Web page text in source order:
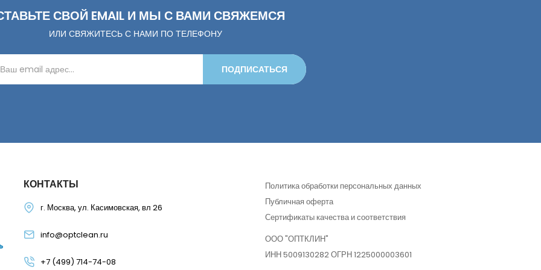
СВОЙ EMAIL И МЫ С ВАМИ СВЯЖЕМСЯ
ИЛИ СВЯЖИТЕСЬ С НАМИ ПО ТЕЛЕФОНУ
ПОДПИСАТЬСЯ
КОНТАКТЫ
г. Москва, ул. Касимовская, вл 26
info@optclean.ru
+7 (499) 714-74-08
Политика обработки персональных данных
Публичная оферта
Сертификаты качества и соответствия
ООО "ОПТКЛИН"
ИНН 5009130282 ОГРН 1225000003601